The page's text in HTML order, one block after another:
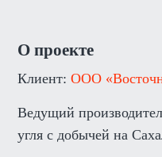
О проекте
Клиент:ООО
Ведущий
угля с добычей на